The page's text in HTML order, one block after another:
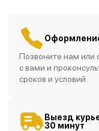
Позвоните нам или
с вами и
сроков и условий.
Выезд
30 минут